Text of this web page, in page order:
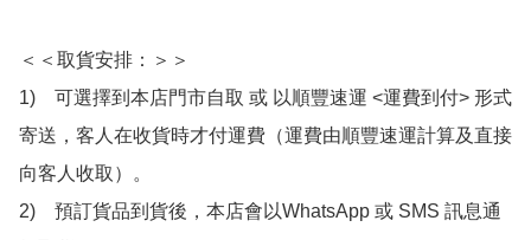
＜＜取貨安排：＞＞
1)　可選擇到本店門市自取 或 以順豐速運 <運費到付> 形式
寄送，客人在收貨時才付運費（運費由順豐速運計算及直接
向客人收取）。
2)　預訂貨品到貨後，本店會以WhatsApp 或 SMS 訊息通